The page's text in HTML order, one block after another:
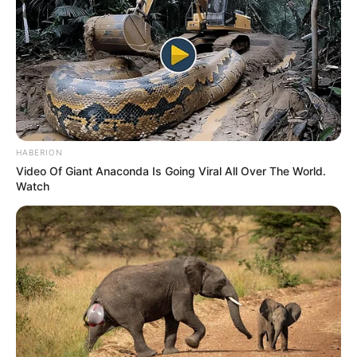
HABERION
Video Of Giant Anaconda Is Going Viral All Over The World.
Watch